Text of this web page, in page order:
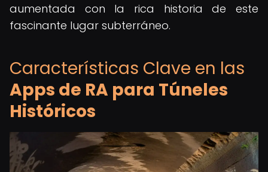
aumentada con la rica historia de este
fascinante lugar subterráneo.
Características Clave en las
Apps de RA para Túneles
Históricos